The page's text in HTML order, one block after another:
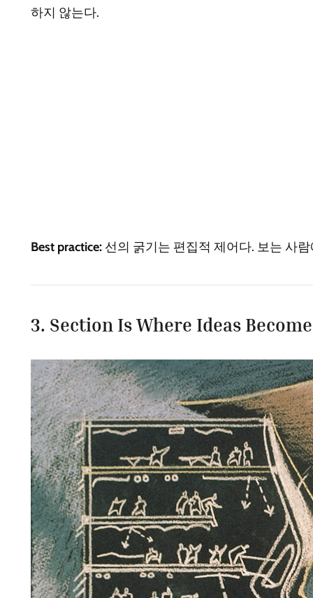
하지 않는다.
Best practice: 선의 굵기는 편집적 제어다. 보는 사
3. Section Is Where Ideas